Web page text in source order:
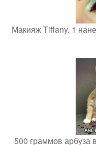
Макияж Tiffany. 1
500 граммов арбуза